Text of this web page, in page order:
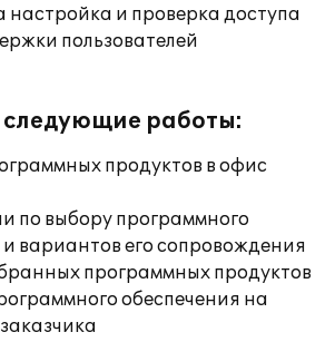
настройка и проверка доступа
пользователей
работы:
продуктов в офис
по выбору программного
вариантов его сопровождения
программных продуктов
обеспечения на